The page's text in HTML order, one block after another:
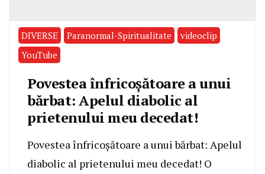
DIVERSE Paranormal-Spiritualitate
videoclip
YouTube
Povestea înfricoșătoare a unui
bărbat: Apelul diabolic al
prietenului meu decedat!
Povestea înfricoșătoare a unui bărbat: Apelul
diabolic al prietenului meu decedat! O